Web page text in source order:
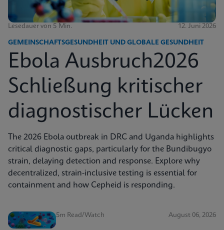
Lesedauer von 5 Min. 12. Juni 2026
GEMEINSCHAFTSGESUNDHEIT UND GLOBALE GESUNDHEIT
Ebola Ausbruch2026
Schließung kritischer
diagnostischer Lücken
The 2026 Ebola outbreak in DRC and Uganda highlights
critical diagnostic gaps, particularly for the Bundibugyo
strain, delaying detection and response. Explore why
decentralized, strain-inclusive testing is essential for
containment and how Cepheid is responding.
5m Read/Watch August 06, 2026